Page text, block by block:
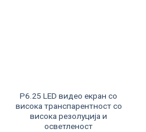
P6.25 LED видео екран со
висока транспарентност со
висока резолуција и
осветленост